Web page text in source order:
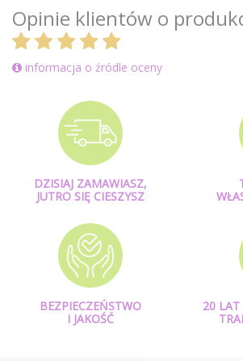
Opinie klientów o
informacja o źródle oceny
DZISIAJ ZAMAWIASZ,
JUTRO SIĘ CIESZYSZ
BEZPIECZEŃSTWO
I JAKOŚĆ
20 LAT